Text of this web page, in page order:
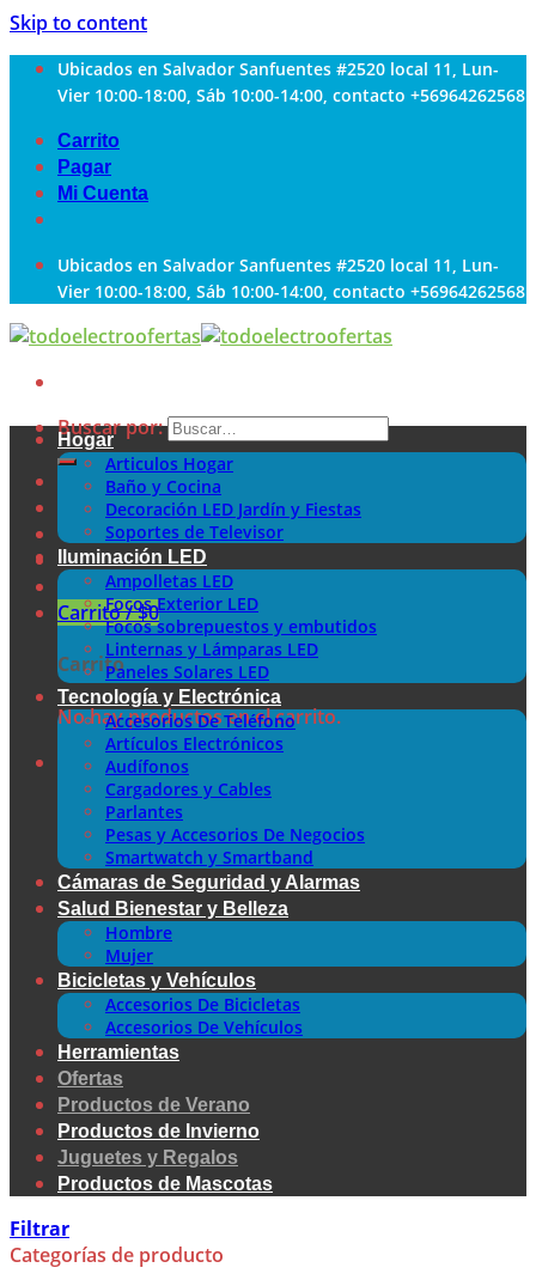
Skip to content
Ubicados en Salvador Sanfuentes #2520 local 11, Lun-
Vier 10:00-18:00, Sáb 10:00-14:00, contacto +56964262568
Carrito
Pagar
Mi Cuenta
Ubicados en Salvador Sanfuentes #2520 local 11, Lun-
Vier 10:00-18:00, Sáb 10:00-14:00, contacto +56964262568
Buscar por:
Carrito /$0
Carrito
No hay productos en el carrito.
Hogar
Articulos Hogar
Baño y Cocina
Decoración LED Jardín y Fiestas
Soportes de Televisor
Iluminación LED
Ampolletas LED
Focos Exterior LED
Focos sobrepuestos y embutidos
Linternas y Lámparas LED
Paneles Solares LED
Tecnología y Electrónica
Accesorios De Teléfono
Artículos Electrónicos
Audífonos
Cargadores y Cables
Parlantes
Pesas y Accesorios De Negocios
Smartwatch y Smartband
Cámaras de Seguridad y Alarmas
Salud Bienestar y Belleza
Hombre
Mujer
Bicicletas y Vehículos
Accesorios De Bicicletas
Accesorios De Vehículos
Herramientas
Ofertas
Productos de Verano
Productos de Invierno
Juguetes y Regalos
Productos de Mascotas
Filtrar
Categorías de producto